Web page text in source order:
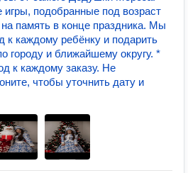
подобранные под возраст
память в конце праздника. Мы
к каждому ребёнку и подарить
городу и ближайшему округу. *
к каждому заказу. Не
чтобы уточнить дату и